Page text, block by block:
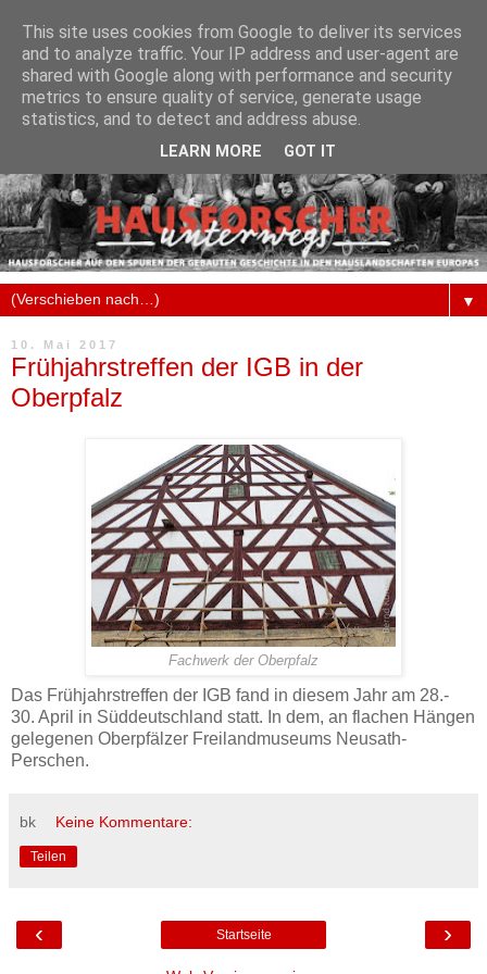
▼
10. Mai 2017
Frühjahrstreffen der IGB in der
Oberpfalz
Fachwerk der Oberpfalz
Das Frühjahrstreffen der IGB fand in diesem Jahr am 28.-
30. April in Süddeutschland statt. In dem, an flachen Hängen
gelegenen Oberpfälzer Freilandmuseums Neusath-
Perschen.
bk Keine Kommentare:
Teilen
‹ ›
Startseite
This site uses cookies from Google to deliver its services
and to analyze traffic. Your IP address and user-agent are
shared with Google along with performance and security
metrics to ensure quality of service, generate usage
statistics, and to detect and address abuse.
LEARN MORE GOT IT